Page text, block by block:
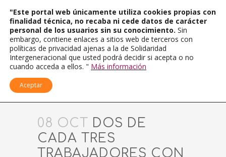
08 OCT
DOS DE
CADA TRES
TRABAJADORES CON
"Este portal web únicamente utiliza cookies propias con
finalidad técnica, no recaba ni cede datos de carácter
personal de los usuarios sin su conocimiento. Sin
embargo, contiene enlaces a sitios web de terceros con
políticas de privacidad ajenas a la de Solidaridad
Intergeneracional que usted podrá decidir si acepta o no
cuando acceda a ellos. " Más información
Aceptar